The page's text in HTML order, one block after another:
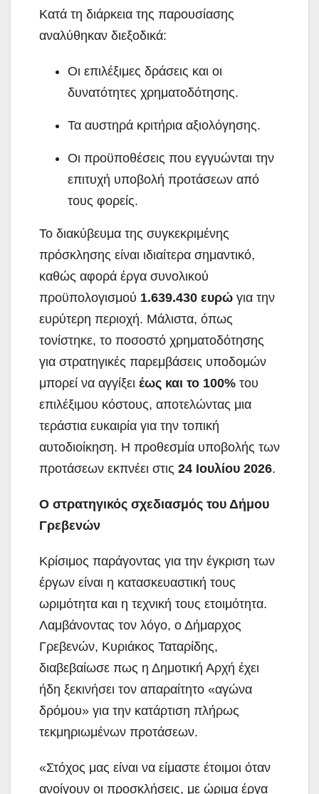
Κατά τη διάρκεια της παρουσίασης
αναλύθηκαν διεξοδικά:
Οι επιλέξιμες δράσεις και οι
δυνατότητες χρηματοδότησης.
Τα αυστηρά κριτήρια αξιολόγησης.
Οι προϋποθέσεις που εγγυώνται την
επιτυχή υποβολή προτάσεων από
τους φορείς.
Το διακύβευμα της συγκεκριμένης
πρόσκλησης είναι ιδιαίτερα σημαντικό,
καθώς αφορά έργα συνολικού
προϋπολογισμού 1.639.430 ευρώ για την
ευρύτερη περιοχή. Μάλιστα, όπως
τονίστηκε, το ποσοστό χρηματοδότησης
για στρατηγικές παρεμβάσεις υποδομών
μπορεί να αγγίξει έως και το 100% του
επιλέξιμου κόστους, αποτελώντας μια
τεράστια ευκαιρία για την τοπική
αυτοδιοίκηση. Η προθεσμία υποβολής των
προτάσεων εκπνέει στις 24 Ιουλίου 2026.
Ο στρατηγικός σχεδιασμός του Δήμου
Γρεβενών
Κρίσιμος παράγοντας για την έγκριση των
έργων είναι η κατασκευαστική τους
ωριμότητα και η τεχνική τους ετοιμότητα.
Λαμβάνοντας τον λόγο, ο Δήμαρχος
Γρεβενών, Κυριάκος Ταταρίδης,
διαβεβαίωσε πως η Δημοτική Αρχή έχει
ήδη ξεκινήσει τον απαραίτητο «αγώνα
δρόμου» για την κατάρτιση πλήρως
τεκμηριωμένων προτάσεων.
«Στόχος μας είναι να είμαστε έτοιμοι όταν
ανοίγουν οι προσκλήσεις, με ώριμα έργα